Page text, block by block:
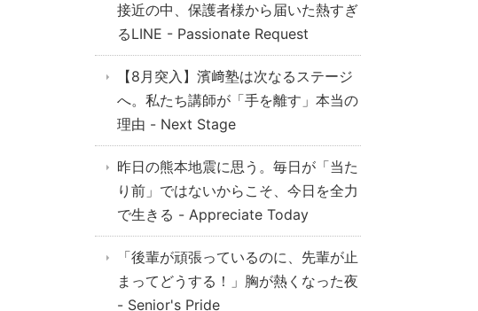
接近の中、保護者様から届いた熱すぎ
るLINE - Passionate Request
【8月突入】濱﨑塾は次なるステージ
へ。私たち講師が「手を離す」本当の
理由 - Next Stage
昨日の熊本地震に思う。毎日が「当た
り前」ではないからこそ、今日を全力
で生きる - Appreciate Today
「後輩が頑張っているのに、先輩が止
まってどうする！」胸が熱くなった夜
- Senior's Pride